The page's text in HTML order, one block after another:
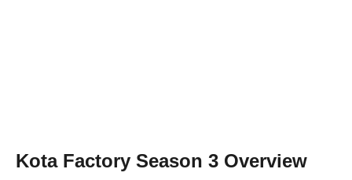
Kota Factory Season 3 Overview